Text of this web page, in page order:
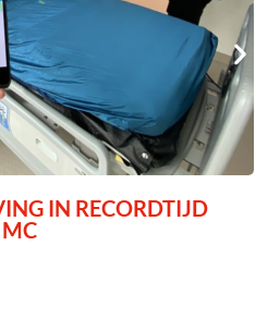
IN RECORDTIJD